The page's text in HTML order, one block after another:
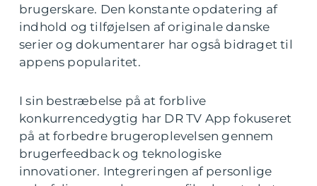
brugerskare. Den konstante opdatering af
indhold og tilføjelsen af originale danske
serier og dokumentarer har også bidraget til
appens popularitet.
I sin bestræbelse på at forblive
konkurrencedygtig har DR TV App fokuseret
på at forbedre brugeroplevelsen gennem
brugerfeedback og teknologiske
innovationer. Integreringen af personlige